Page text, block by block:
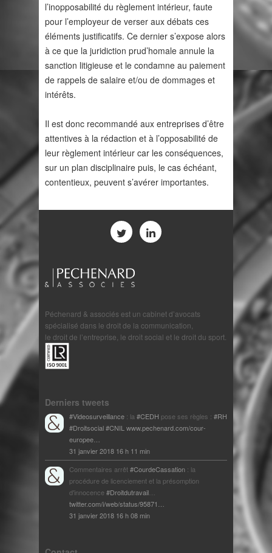
l’inopposabilité du règlement intérieur, faute
pour l’employeur de verser aux débats ces
éléments justificatifs. Ce dernier s’expose alors
à ce que la juridiction prud’homale annule la
sanction litigieuse et le condamne au paiement
de rappels de salaire et/ou de dommages et
intérêts.
Il est donc recommandé aux entreprises d’être
attentives à la rédaction et à l’opposabilité de
leur règlement intérieur car les conséquences,
sur un plan disciplinaire puis, le cas échéant,
contentieux, peuvent s’avérer importantes.
Péchenard & associés est un cabinet d’avocats
spécialisé dans le droit de la communication,
le droit de l’entreprise, le droit social et le droit du sport.
Derniers tweets
#Videosurveillance : la#CEDH pose ses règles : #RH
#Droitsocial#CNILwww.pechenard.com/cour-
europee…
31 janvier 2018 16 h 11 min
Commentaires arrêt#CourdeCassation : la
procédure de licenciement et la présomption
d'innocence#Droitdutravail…
twitter.com/i/web/status/95871…
31 janvier 2018 16 h 08 min